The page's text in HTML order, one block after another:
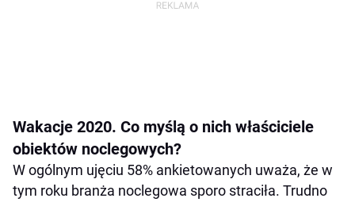
Wakacje 2020. Co myślą o nich właściciele
obiektów noclegowych?
W ogólnym ujęciu 58% ankietowanych uważa, że w
tym roku branża noclegowa sporo straciła. Trudno